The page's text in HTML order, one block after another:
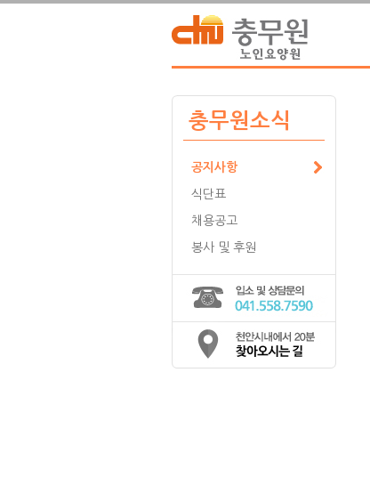
충무원소식
공지사항
식단표
채용공고
봉사 및 후원